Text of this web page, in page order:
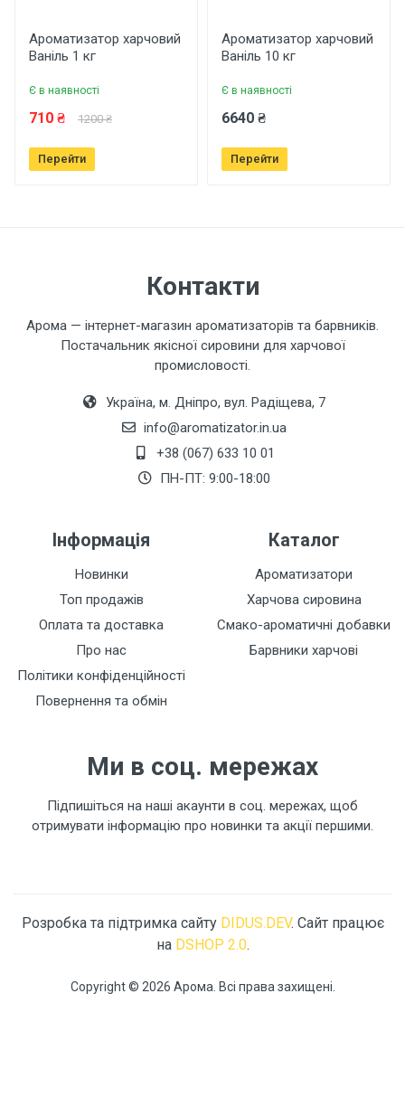
Рейтинг
Ваше ім'я
Залишити відгук
Ароматизатор харчовий
Ваніль 1 кг
Є в наявності
710 ₴ 1200 ₴
Перейти
Ароматизатор харчовий
Ваніль 10 кг
Є в наявності
6640 ₴
Перейти
Контакти
Арома — інтернет-магазин ароматизаторів та барвників.
Постачальник якісної сировини для харчової
промисловості.
Україна, м. Дніпро, вул. Радіщева, 7
info@aromatizator.in.ua
+38 (067) 633 10 01
ПН-ПТ: 9:00-18:00
Інформація
Новинки
Топ продажів
Оплата та доставка
Про нас
Політики конфіденційності
Повернення та обмін
Каталог
Ароматизатори
Харчова сировина
Смако-ароматичні добавки
Барвники харчові
Ми в соц. мережах
Підпишіться на наші акаунти в соц. мережах, щоб
отримувати інформацію про новинки та акції першими.
Copyright © 2026 Арома. Всі права захищені.
Розробка та підтримка сайту DIDUS.DEV. Сайт працює
на DSHOP 2.0.